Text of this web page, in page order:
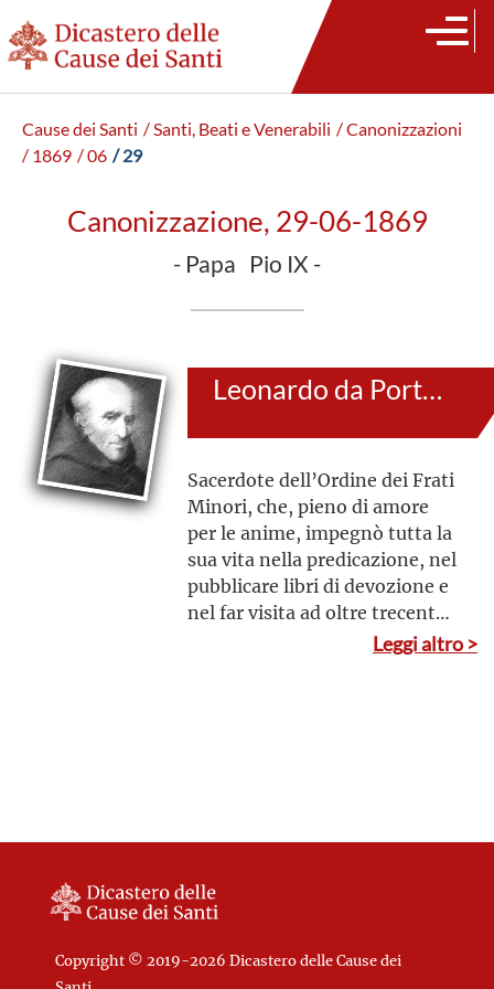
Cause dei Santi / Santi, Beati e Venerabili / Canonizzazioni
/ 1869 / 06 / 29
Canonizzazione, 29-06-1869
- Papa Pio IX -
Leonardo da Porto Maurizio
Sacerdote dell’Ordine dei Frati
Minori, che, pieno di amore
per le anime, impegnò tutta la
sua vita nella predicazione, nel
pubblicare libri di devozione e
nel far visita ad oltre trecento
missioni a Roma, in Corsica e
Leggi altro >
Copyright © 2019-2026 Dicastero delle Cause dei